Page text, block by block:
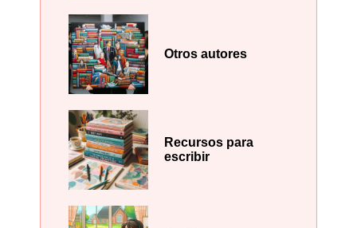
Otros autores
Recursos para
escribir